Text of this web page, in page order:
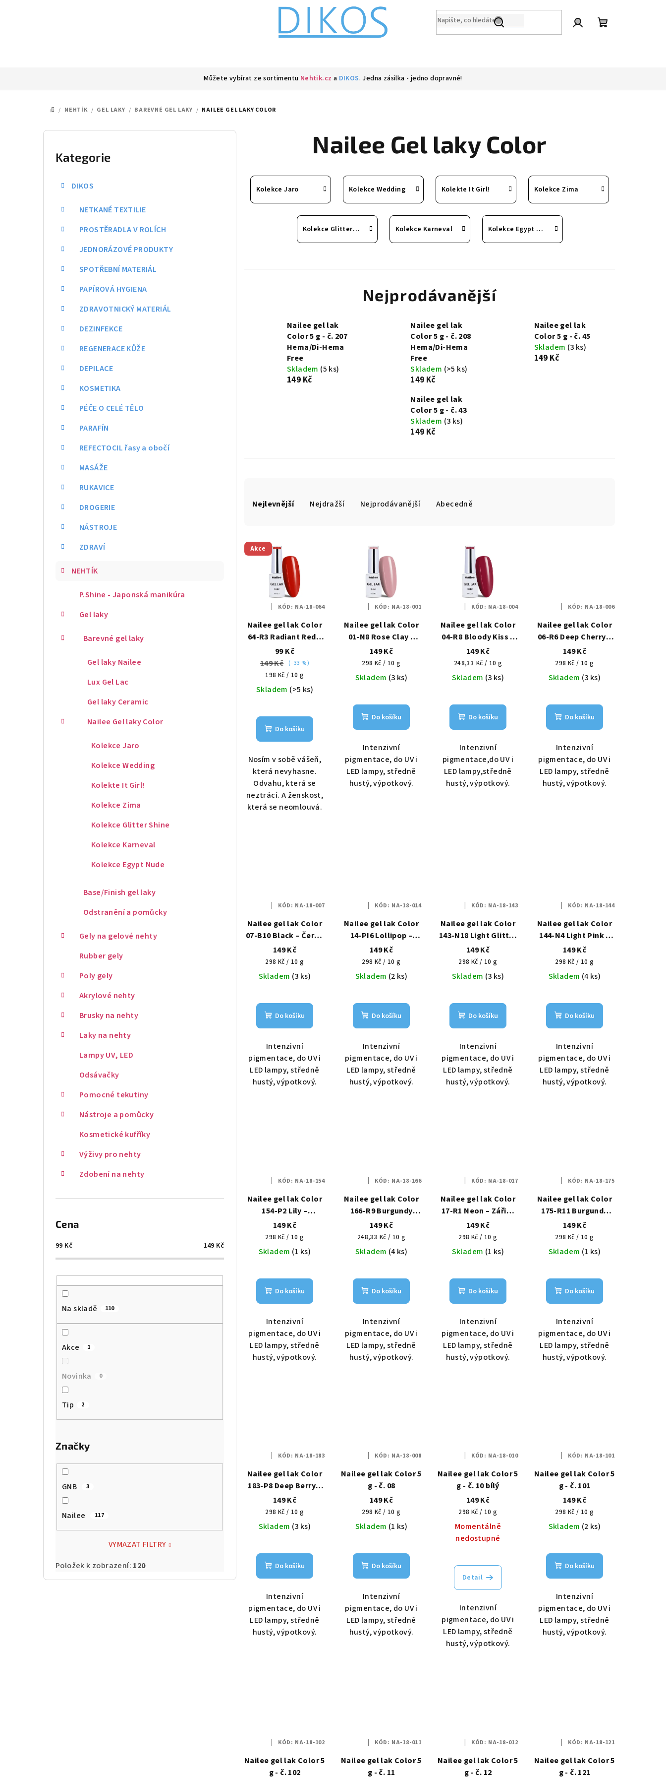
Můžete vybírat ze sortimentu Nehtik.cz a DIKOS. Jedna zásilka - jedno dopravné!
DOMŮ
/ NEHTÍK / GEL LAKY / BAREVNÉ GEL LAKY / NAILEE GEL LAKY COLOR
P
Přeskočit
kategorie
Kategorie
DIKOS
NETKANÉ TEXTILIE
PROSTĚRADLA V ROLÍCH
JEDNORÁZOVÉ PRODUKTY
SPOTŘEBNÍ MATERIÁL
PAPÍROVÁ HYGIENA
ZDRAVOTNICKÝ MATERIÁL
DEZINFEKCE
REGENERACE KŮŽE
DEPILACE
KOSMETIKA
PÉČE O CELÉ TĚLO
PARAFÍN
REFECTOCIL řasy a obočí
MASÁŽE
RUKAVICE
DROGERIE
NÁSTROJE
ZDRAVÍ
NEHTÍK
P.Shine - Japonská manikúra
Gel laky
Barevné gel laky
Gel laky Nailee
Lux Gel Lac
Gel laky Ceramic
Nailee Gel laky Color
Kolekce Jaro
Kolekce Wedding
Kolekte It Girl!
Kolekce Zima
Kolekce Glitter Shine
Kolekce Karneval
Kolekce Egypt Nude
Base/Finish gel laky
Odstranění a pomůcky
Gely na gelové nehty
Rubber gely
Poly gely
Akrylové nehty
Brusky na nehty
Laky na nehty
Lampy UV, LED
Odsávačky
Pomocné tekutiny
Nástroje a pomůcky
Kosmetické kufříky
Výživy pro nehty
Zdobení na nehty
Cena
99 Kč 149 Kč
Na skladě 110
Akce 1
Novinka 0
Tip 2
Značky
GNB 3
Nailee 117
VYMAZAT FILTRY
Položek k zobrazení: 120
Nailee Gel laky Color
Kolekce Jaro Kolekce Wedding Kolekte It Girl! Kolekce Zima
Kolekce Glitter Shine Kolekce Karneval Kolekce Egypt Nude
Nejprodávanější
Nailee gel lak
Color 5 g - č. 207
Hema/Di-Hema
Free
Skladem (5 ks)
149 Kč
Nailee gel lak
Color 5 g - č. 208
Hema/Di-Hema
Free
Skladem (>5 ks)
149 Kč
Nailee gel lak
Color 5 g - č. 45
Skladem (3 ks)
149 Kč
Nailee gel lak
Color 5 g - č. 43
Skladem (3 ks)
149 Kč
a
e
r
o
Nejlevnější Nejdražší Nejprodávanější Abecedně
V
ý
s
p
ů
Akce
Nailee gel lak Color
64-R3 Radiant Red –
Červená vášeň HEMA
Free 6g
99 Kč
149 Kč (–33 %)
Měrná
cena:
198 Kč / 10 g
Skladem (>5 ks)
Do košíku
Nosím v sobě vášeň,
která nevyhasne.
Odvahu, která se
neztrácí. A ženskost,
která se neomlouvá.
KÓD: NA-18-064
Nailee gel lak Color
01-N8 Rose Clay –
Růžový jíl HEMA Free
6g
149 Kč
Měrná
cena:
298 Kč / 10 g
Skladem (3 ks)
Do košíku
Intenzivní
pigmentace, do UV i
LED lampy, středně
hustý, výpotkový.
KÓD: NA-18-001
Nailee gel lak Color
04-R8 Bloody Kiss –
Krvavá vášeň HEMA
Free 6g
149 Kč
Měrná
cena:
248,33 Kč / 10 g
Skladem (3 ks)
Do košíku
Intenzivní
pigmentace,do UV i
LED lampy,středně
hustý, výpotkový.
KÓD: NA-18-004
Nailee gel lak Color
06-R6 Deep Cherry –
Višňové pokušení
HEMA Free 6g
149 Kč
Měrná
cena:
298 Kč / 10 g
Skladem (3 ks)
Do košíku
Intenzivní
pigmentace, do UV i
LED lampy, středně
hustý, výpotkový.
KÓD: NA-18-006
Nailee gel lak Color
07-B10 Black – Černá
hlubina HEMA Free 6g
149 Kč
Měrná
cena:
298 Kč / 10 g
Skladem (3 ks)
Do košíku
Intenzivní
pigmentace, do UV i
LED lampy, středně
hustý, výpotkový.
KÓD: NA-18-007
Nailee gel lak Color
14-PI6 Lollipop –
Růžové mámení
HEMA Free 6g
149 Kč
Měrná
cena:
298 Kč / 10 g
Skladem (2 ks)
Do košíku
Intenzivní
pigmentace, do UV i
LED lampy, středně
hustý, výpotkový.
KÓD: NA-18-014
Nailee gel lak Color
143-N18 Light Glitter
– Hvězdný prach
HEMA Free 6g
149 Kč
Měrná
cena:
298 Kč / 10 g
Skladem (3 ks)
Do košíku
Intenzivní
pigmentace, do UV i
LED lampy, středně
hustý, výpotkový.
KÓD: NA-18-143
Nailee gel lak Color
144-N4 Light Pink –
Pudrová elegance
HEMA Free 6g
149 Kč
Měrná
cena:
298 Kč / 10 g
Skladem (4 ks)
Do košíku
Intenzivní
pigmentace, do UV i
LED lampy, středně
hustý, výpotkový.
KÓD: NA-18-144
Nailee gel lak Color
154-P2 Lily –
Sametová lilie HEMA
Free 6g
149 Kč
Měrná
cena:
298 Kč / 10 g
Skladem (1 ks)
Do košíku
Intenzivní
pigmentace, do UV i
LED lampy, středně
hustý, výpotkový.
KÓD: NA-18-154
Nailee gel lak Color
166-R9 Burgundy
Dream – Snový luxus
HEMA Free 6g
149 Kč
Měrná
cena:
248,33 Kč / 10 g
Skladem (4 ks)
Do košíku
Intenzivní
pigmentace, do UV i
LED lampy, středně
hustý, výpotkový.
KÓD: NA-18-166
Nailee gel lak Color
17-R1 Neon – Zářivý
korál HEMA Free 6g
149 Kč
Měrná
cena:
298 Kč / 10 g
Skladem (1 ks)
Do košíku
Intenzivní
pigmentace, do UV i
LED lampy, středně
hustý, výpotkový.
KÓD: NA-18-017
Nailee gel lak Color
175-R11 Burgundy
Rose – Temná růže
HEMA Free 6g
149 Kč
Měrná
cena:
298 Kč / 10 g
Skladem (1 ks)
Do košíku
Intenzivní
pigmentace, do UV i
LED lampy, středně
hustý, výpotkový.
KÓD: NA-18-175
Nailee gel lak Color
183-P8 Deep Berry –
Opojné ostružiny
HEMA Free 6g
149 Kč
Měrná
cena:
298 Kč / 10 g
Skladem (3 ks)
Do košíku
Intenzivní
pigmentace, do UV i
LED lampy, středně
hustý, výpotkový.
KÓD: NA-18-183
Nailee gel lak Color 5
g - č. 08
149 Kč
Měrná
cena:
298 Kč / 10 g
Skladem (1 ks)
Do košíku
Intenzivní
pigmentace, do UV i
LED lampy, středně
hustý, výpotkový.
KÓD: NA-18-008
Nailee gel lak Color 5
g - č. 10 bílý
149 Kč
Měrná
cena:
298 Kč / 10 g
Momentálně
nedostupné
Detail
Intenzivní
pigmentace, do UV i
LED lampy, středně
hustý, výpotkový.
KÓD: NA-18-010
Nailee gel lak Color 5
g - č. 101
149 Kč
Měrná
cena:
298 Kč / 10 g
Skladem (2 ks)
Do košíku
Intenzivní
pigmentace, do UV i
LED lampy, středně
hustý, výpotkový.
KÓD: NA-18-101
Nailee gel lak Color 5
g - č. 102
KÓD: NA-18-102
Nailee gel lak Color 5
g - č. 11
KÓD: NA-18-011
Nailee gel lak Color 5
g - č. 12
KÓD: NA-18-012
Nailee gel lak Color 5
g - č. 121
KÓD: NA-18-121